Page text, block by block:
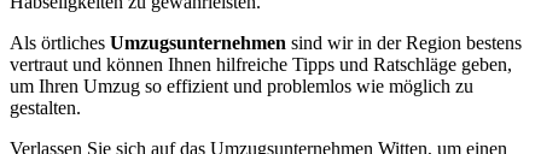
Als örtliches Umzugsunternehmen sind wir in der Region bestens
vertraut und können Ihnen hilfreiche Tipps und Ratschläge geben,
um Ihren Umzug so effizient und problemlos wie möglich zu
gestalten.
Verlassen Sie sich auf das Umzugsunternehmen Witten, um einen